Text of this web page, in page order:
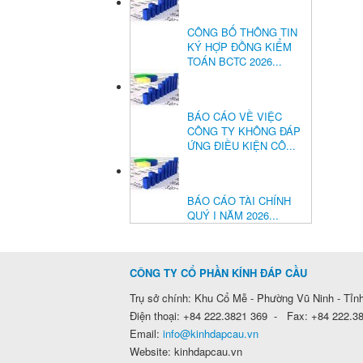
CÔNG BỐ THÔNG TIN
KÝ HỢP ĐỒNG KIỂM
TOÁN BCTC 2026...
BÁO CÁO VỀ VIỆC
CÔNG TY KHÔNG ĐÁP
ỨNG ĐIỀU KIỆN CÔ...
BÁO CÁO TÀI CHÍNH
QUÝ I NĂM 2026...
CÔNG TY CỔ PHẦN KÍNH ĐÁP CẦU
Trụ sở chính: Khu Cổ Mễ - Phường Vũ Ninh -
Điện thoại: +84 222.3821 369 - Fax: +84
Email: info@kinhdapcau.vn
Website: kinhdapcau.vn